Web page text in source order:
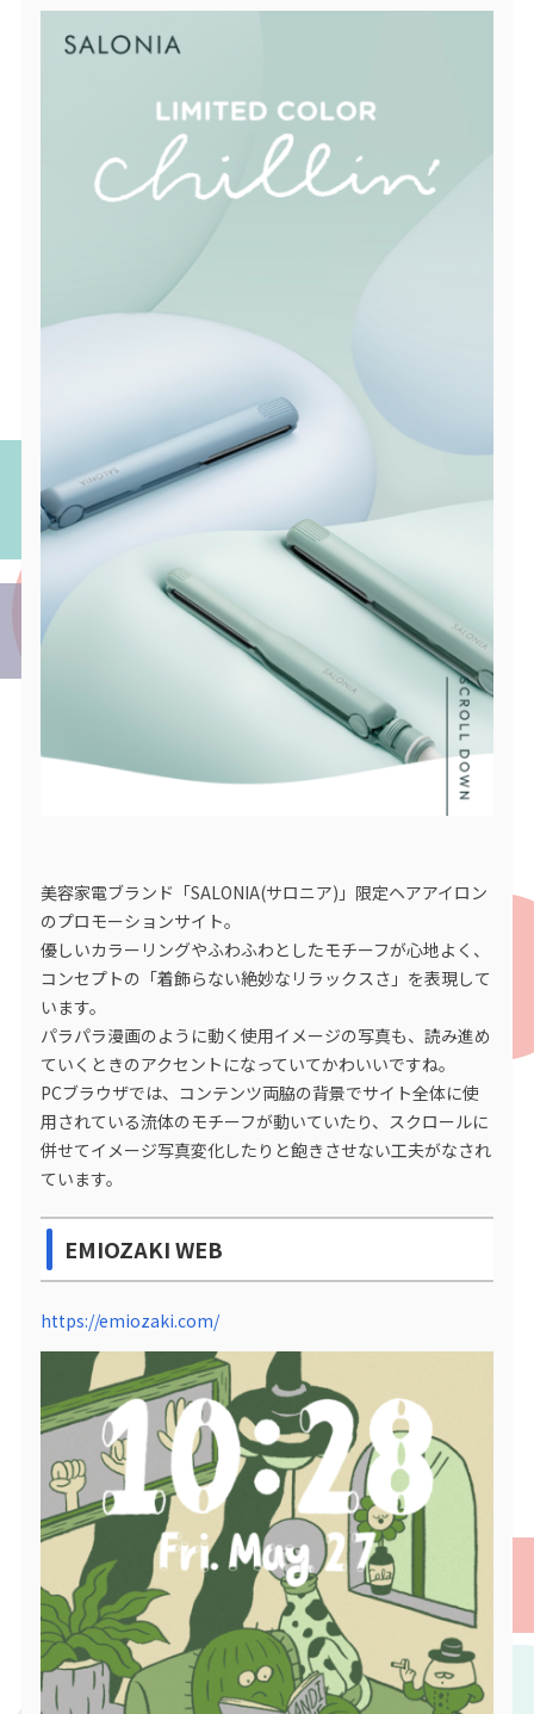
美容家電ブランド「SALONIA(サロニア)」限定ヘアアイロン
のプロモーションサイト。
優しいカラーリングやふわふわとしたモチーフが心地よく、
コンセプトの「着飾らない絶妙なリラックスさ」を表現して
います。
パラパラ漫画のように動く使用イメージの写真も、読み進め
ていくときのアクセントになっていてかわいいですね。
PCブラウザでは、コンテンツ両脇の背景でサイト全体に使
用されている流体のモチーフが動いていたり、スクロールに
併せてイメージ写真変化したりと飽きさせない工夫がなされ
ています。
EMIOZAKI WEB
https://emiozaki.com/